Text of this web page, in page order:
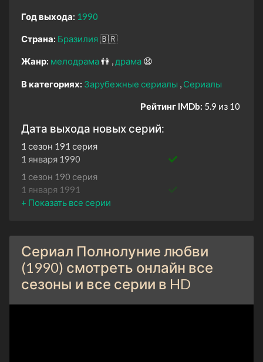
Год выхода: 1990
Страна: Бразилия🇧🇷
Жанр: мелодрама👫 драма 😫
В категориях: Зарубежные сериалы Сериалы
Рейтинг IMDb: 5.9 из 10
Дата выхода новых серий:
1 сезон 191 серия
1 января 1990
1 сезон 190 серия
1 января 1991
1 сезон 189 серия
1 сезон 188 серия
1 января 1991
1 сезон 187 серия
1 января 1991
Сериал Полнолуние любви
(1990) смотреть онлайн все
сезоны и все серии в HD